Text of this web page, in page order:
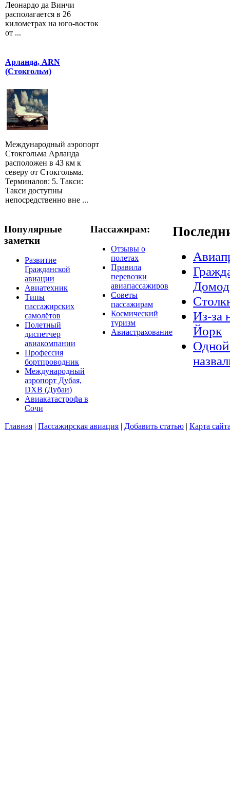
Леонардо да Винчи
располагается в 26
километрах на юго-восток
от ...
Арланда, ARN
(Стокгольм)
Международный аэропорт
Стокгольма Арланда
расположен в 43 км к
северу от Стокгольма.
Терминалов: 5. Такси:
Такси доступны
непосредственно вне ...
Популярные
заметки
Развитие
Гражданской
авиации
Авиатехник
Типы
пассажирских
самолётов
Полетный
диспетчер
авиакомпании
Профессия
бортпроводник
Международный
аэропорт Дубая,
DXB (Дубаи)
Авиакатастрофа в
Сочи
Пассажирам:
Отзывы о
полетах
Правила
перевозки
авиапассажиров
Советы
пассажирам
Космический
туризм
Авиастрахование
Из-за
Йорк
Одной
Главная | Пассажирская авиация | Добавить статью | Карта